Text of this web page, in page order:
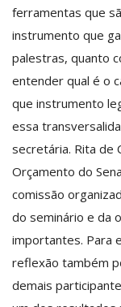
ferramentas que
instrumento que
palestras, quanto
entender qual é o
que instrumento
essa
secretária. Rita de
Orçamento do
comissão
do seminário e da
importantes. Para
reflexão também
demais